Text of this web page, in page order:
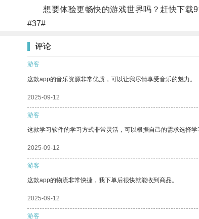
想要体验更畅快的游戏世界吗？赶快下载9
#37#
评论
游客
这款app的音乐资源非常优质，可以让我尽情享受音乐的魅力。
2025-09-12
游客
这款学习软件的学习方式非常灵活，可以根据自己的需求选择
2025-09-12
游客
这款app的物流非常快捷，我下单后很快就能收到商品。
2025-09-12
游客